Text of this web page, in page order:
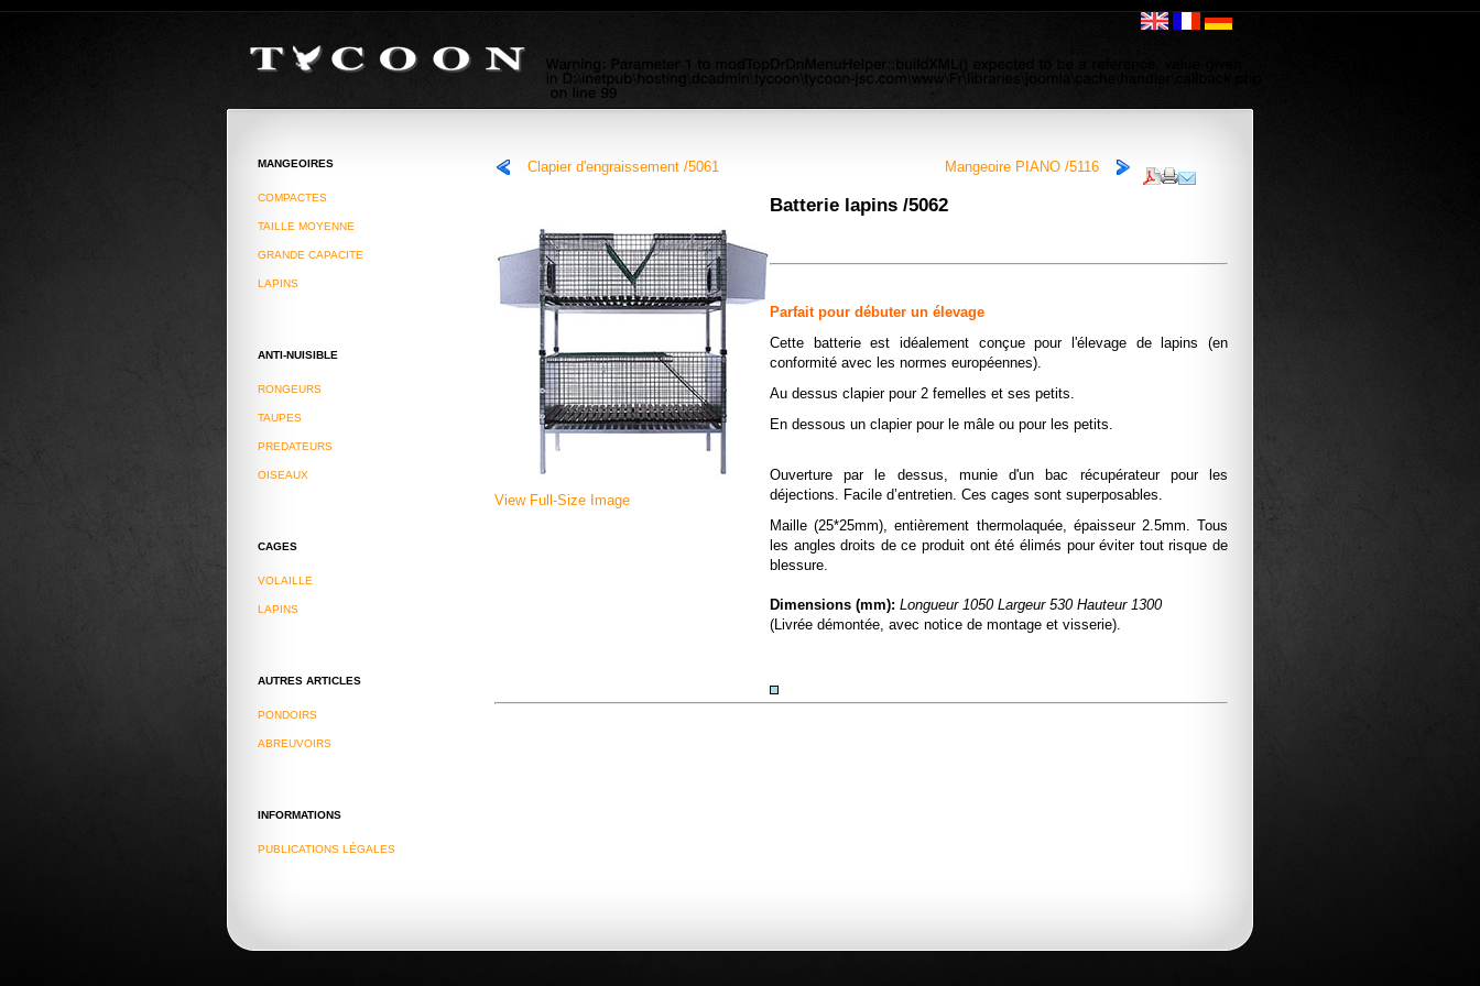
MANGEOIRES
COMPACTES
TAILLE MOYENNE
GRANDE CAPACITE
LAPINS
ANTI-NUISIBLE
RONGEURS
TAUPES
PREDATEURS
OISEAUX
CAGES
VOLAILLE
LAPINS
AUTRES ARTICLES
PONDOIRS
ABREUVOIRS
INFORMATIONS
PUBLICATIONS LÉGALES
Clapier d'engraissement /5061 Mangeoire PIANO /5116
View Full-Size Image
Batterie lapins /5062
Parfait pour débuter un élevage
Cette batterieest idéalement conçue pour l'élevage de lapins (en
conformité avec les normes européennes).
Au dessus clapier pour 2 femelles et ses petits.
En dessous un clapier pour le mâle ou pour les petits.
Ouverture par le dessus, munie d'un bac récupérateur pour les
déjections. Facile d’entretien. Ces cages sont superposables.
Maille (25*25mm), entièrement thermolaquée, épaisseur 2.5mm. Tous
les angles droits de ce produit ont été élimés pour éviter tout risque de
blessure.
Dimensions (mm): Longueur 1050 Largeur 530 Hauteur 1300
(Livrée démontée, avec notice de montage et visserie).